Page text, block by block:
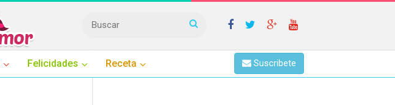
Felicidades Receta Suscribete